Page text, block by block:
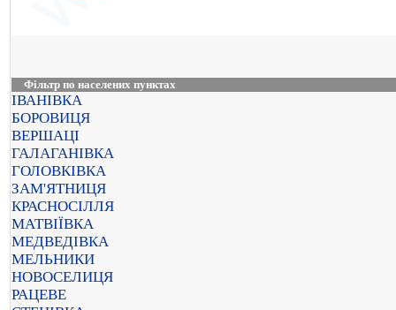
Фільтр по населених пунктах
ІВАНІВКА
БОРОВИЦЯ
ВЕРШАЦІ
ГАЛАГАНІВКА
ГОЛОВКІВКА
ЗАМ'ЯТНИЦЯ
КРАСНОСІЛЛЯ
МАТВІЇВКА
МЕДВЕДІВКА
МЕЛЬНИКИ
НОВОСЕЛИЦЯ
РАЦЕВЕ